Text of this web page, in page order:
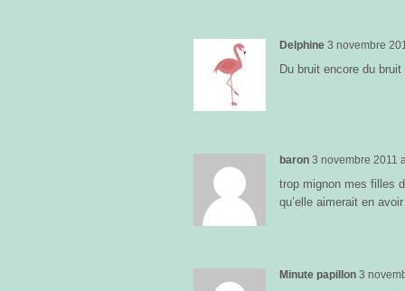
Delphine 3 novembre
Du bruit encore du
baron 3 novembre 2011
trop mignon mes filles
qu’elle aimerait en
Minute papillon 3